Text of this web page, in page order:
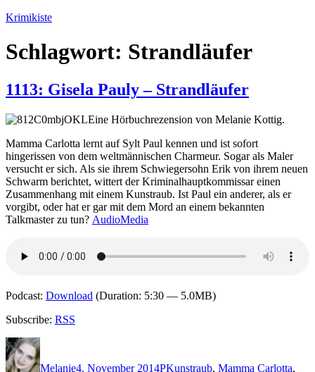
Zum
springen
Krimikiste
Schlagwort: Strandläufer
1113: Gisela Pauly – Strandläufer
Eine Hörbuchrezension von Melanie Kottig.
Mamma Carlotta lernt auf Sylt Paul kennen und ist sofort
hingerissen von dem weltmännischen Charmeur. Sogar als Maler
versucht er sich. Als sie ihrem Schwiegersohn Erik von ihrem neuen
Schwarm berichtet, wittert der Kriminalhauptkommissar einen
Zusammenhang mit einem Kunstraub. Ist Paul ein anderer, als er
vorgibt, oder hat er gar mit dem Mord an einem bekannten
Talkmaster zu tun? AudioMedia
Podcast: Download (Duration: 5:30 — 5.0MB)
Subscribe: RSS
Autor
Melanie4. November 2014PKunstraub, Mamma Carlotta,